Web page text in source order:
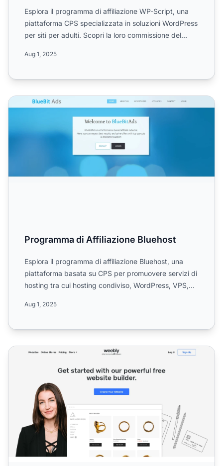
Esplora il programma di affiliazione WP-Script, una
piattaforma CPS specializzata in soluzioni WordPress
per siti per adulti. Scopri la loro commissione del
Aug 1, 2025
Programma di Affiliazione Bluehost
Programma di Affiliazione Bluehost
Esplora il programma di affiliazione Bluehost, una
piattaforma basata su CPS per promuovere servizi di
hosting tra cui hosting condiviso, WordPress, VPS,
Aug 1, 2025
Programma di Affiliazione Weebly